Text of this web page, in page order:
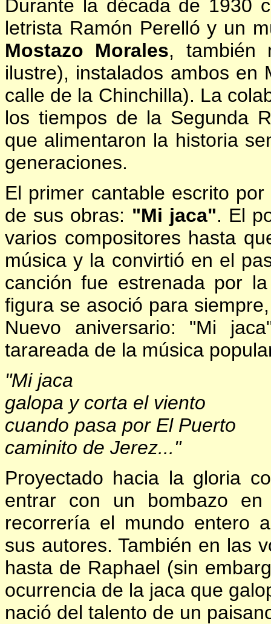
Durante la década de 1930
letrista Ramón Perelló y un
Mostazo Morales, también
ilustre), instalados ambos en
calle de la Chinchilla). La
los tiempos de la Segunda
que alimentaron la historia
generaciones.
El primer cantable escrito
de sus obras: "Mi jaca". El
varios compositores hasta
música y la convirtió en el
canción fue estrenada por
figura se asoció para
Nuevo aniversario: "Mi
tarareada de la música
"Mi jaca
galopa y corta el viento
cuando pasa por El Puerto
caminito de Jerez..."
Proyectado hacia la gloria
entrar con un bombazo
recorrería el mundo entero
sus autores. También en las
hasta de Raphael (sin
ocurrencia de la jaca que
nació del talento de un